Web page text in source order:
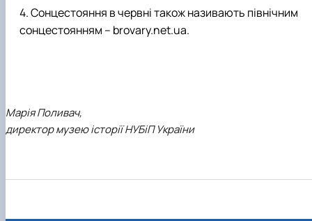
Сонцестояння в червні також називають північним
сонцестоянням – brovary.net.ua.
Марія Поливач,
директор музею історії НУБіП України